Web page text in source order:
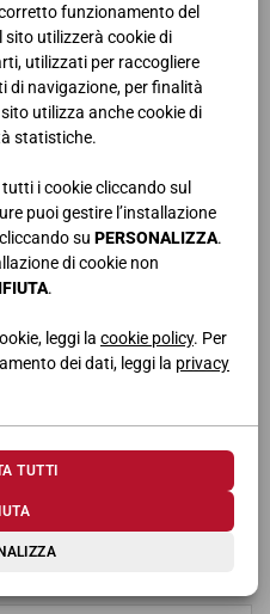
funzionamento del
sito utilizzerà cookie di
utilizzati per raccogliere
di navigazione, per finalità
utilizza anche cookie di
statistiche.
i cookie cliccando sul
puoi gestire l’installazione
su PERSONALIZZA.
di cookie non
.
leggi la cookie policy. Per
dei dati, leggi la privacy
TUTTI